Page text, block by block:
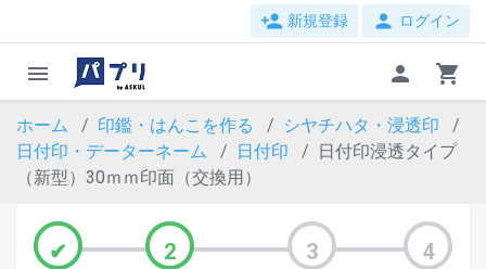
person_add 新規登録 person ログイン
menu person shopping_cart
ホーム 印鑑・はんこを作る
シヤチハタ・浸透印
日付印・データーネーム
日付印
日付印浸透タイプ
（新型）30ｍｍ印面（交換用）